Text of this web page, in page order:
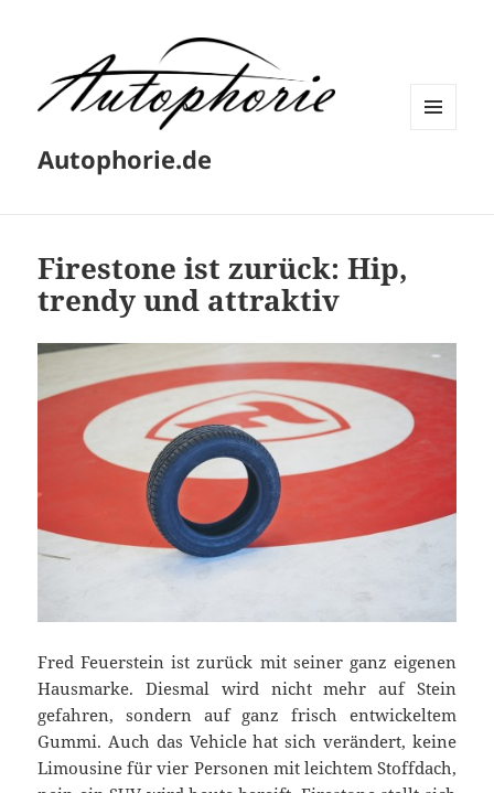
Autophorie.de
Firestone ist zurück: Hip,
trendy und attraktiv
Fred Feuerstein ist zurück mit seiner ganz eigenen
Hausmarke. Diesmal wird nicht mehr auf Stein
gefahren, sondern auf ganz frisch entwickeltem
Gummi. Auch das Vehicle hat sich verändert, keine
Limousine für vier Personen mit leichtem Stoffdach,